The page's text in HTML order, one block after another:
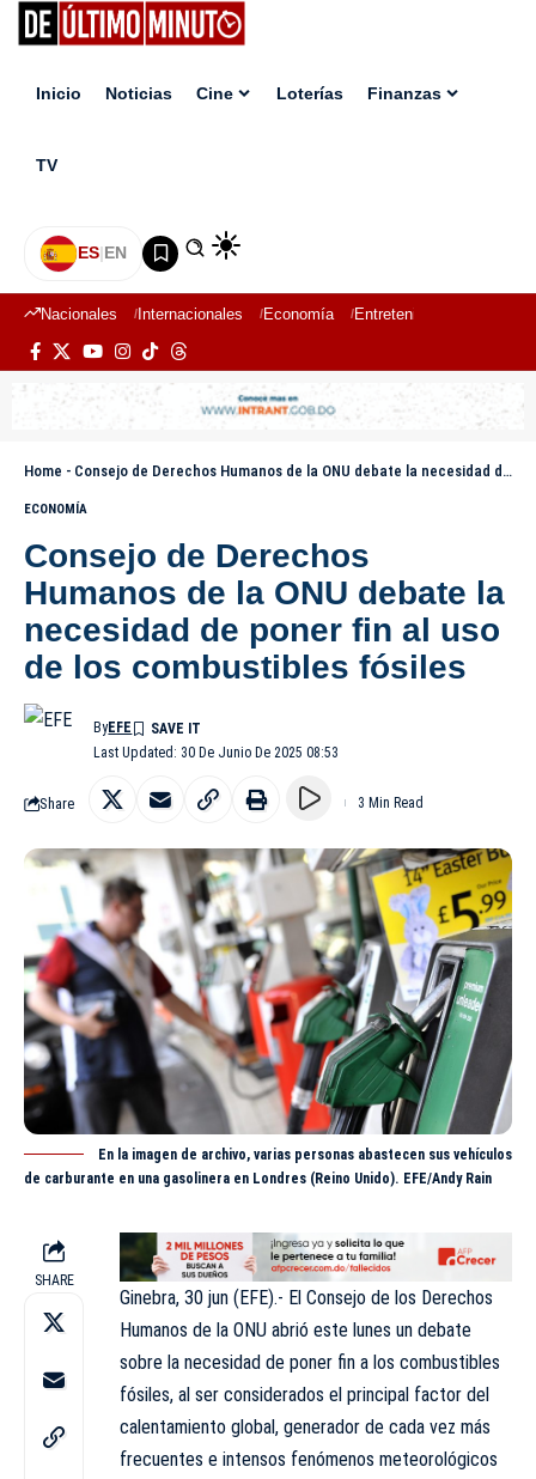
Inicio Noticias Cine Loterías Finanzas
TV
ES|EN
Nacionales Internacionales Economía Entretenimiento
Home - Consejo de Derechos Humanos de la ONU debate la necesidad de poner fin al uso de los combustibles fósiles
ECONOMÍA
Consejo de Derechos
Humanos de la ONU debate la
necesidad de poner fin al uso
de los combustibles fósiles
Last Updated: 30 De Junio De 2025 08:53
ByEFE
Share 3 Min Read
En la imagen de archivo, varias personas abastecen sus vehículos
de carburante en una gasolinera en Londres (Reino Unido). EFE/Andy Rain
SHARE
Ginebra, 30 jun (EFE).- El Consejo de los Derechos
Humanos de la ONU abrió este lunes un debate
sobre la necesidad de poner fin a los combustibles
fósiles, al ser considerados el principal factor del
calentamiento global, generador de cada vez más
frecuentes e intensos fenómenos meteorológicos